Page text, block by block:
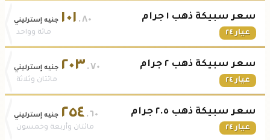
سعر سبيكة ذهب ١ جرام
عيار ٢٤
١٠١ .٨٠ جنيه إسترليني
مائة وواحد
سعر سبيكة ذهب ٢ جرام
عيار ٢٤
٢٠٣ .٧٠ جنيه إسترليني
مائتان وثلاثة
سعر سبيكة ذهب ٢.٥ جرام
عيار ٢٤
٢٥٤ .٦٠ جنيه إسترليني
مائتان وأربعة وخمسون